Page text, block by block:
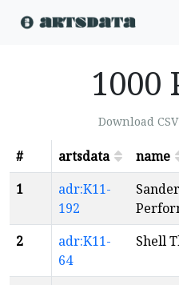
1000
Download
#
artsdata name
1
adr:K11-
192
2
adr:K11-
64
Shell